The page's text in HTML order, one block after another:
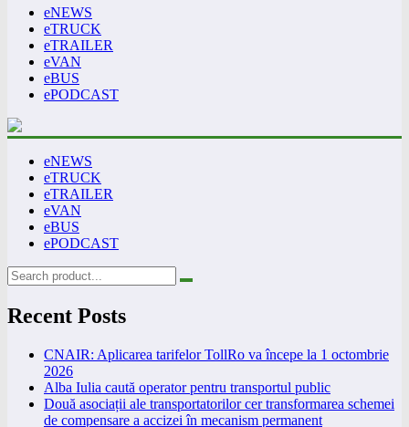
eNEWS
eTRUCK
eTRAILER
eVAN
eBUS
ePODCAST
eNEWS
eTRUCK
eTRAILER
eVAN
eBUS
ePODCAST
Recent Posts
CNAIR: Aplicarea tarifelor TollRo va începe la 1 octombrie
2026
Alba Iulia caută operator pentru transportul public
Două asociații ale transportatorilor cer transformarea schemei
de compensare a accizei în mecanism permanent